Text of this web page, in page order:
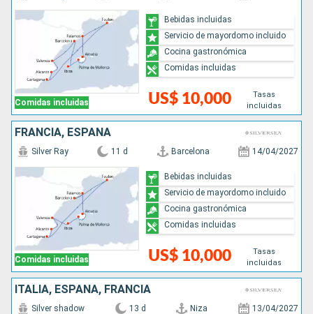
Comidas incluidas US$ 10,000
Tasas
incluidas
Bebidas incluidas
Servicio de mayordomo incluido
Cocina gastronómica
Comidas incluidas
FRANCIA, ESPAÑA
Comidas incluidas
Silver Ray 11 d Barcelona 14/04/2027
US$ 10,000
Tasas
incluidas
Bebidas incluidas
Servicio de mayordomo incluido
Cocina gastronómica
Comidas incluidas
ITALIA, ESPAÑA, FRANCIA
Silver shadow 13 d Niza 13/04/2027